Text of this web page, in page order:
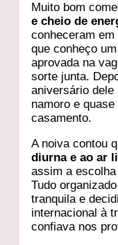
Muito bom
e cheio de
conheceram
que conheço
aprovada na
sorte junta.
aniversário
namoro e
casamento.
A noiva contou
diurna e ao ar
assim a
Tudo
tranquila e
internacional à
confiava nos